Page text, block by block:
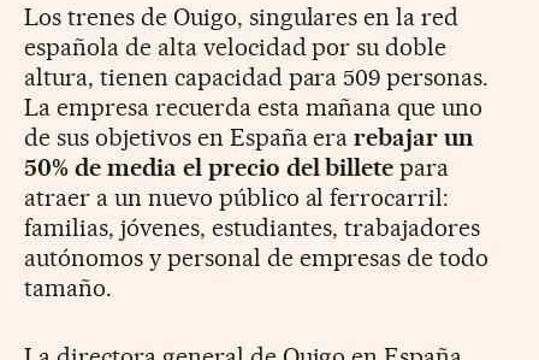
Los trenes de Ouigo, singulares en la red
española de alta velocidad por su doble
altura, tienen capacidad para 509 personas.
La empresa recuerda esta mañana que uno
de sus objetivos en España erarebajar un
50% de media el precio del billete para
atraer a un nuevo público al ferrocarril:
familias, jóvenes, estudiantes, trabajadores
autónomos y personal de empresas de todo
tamaño.